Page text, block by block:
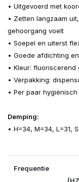
• Uitgevoerd met
• Zetten langzaam
gehoorgang voelt
• Soepel en uiterst
• Goede afdichting
• Kleur: fluoriscerend
• Verpakking:
• Per paar
Demping:
• H=34, M=34, L=31,
Frequentie